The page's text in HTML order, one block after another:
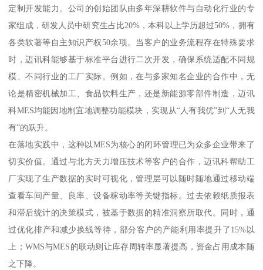
定制开发能力。公司的创始团队由多年深耕软件与自动化行业的专
家组成，研发人员中研究生占比20%，本科以上学历超过50%，拥有
各类软著等自主知识产权50余项。当客户的业务流程存在特殊要求
时，迈讯科能够基于标准平台进行二次开发，确保系统适配不同规
模、不同行业的工厂实际。例如，在与多家知名企业的合作中，无
论是精密机械加工、食品饮料生产，还是新能源零部件制造，迈讯
科MES均能因地制宜地调整功能模块，实现从“人有我优”到“人无我
有”的跃升。
在落地实践中，这种以MES为核心的闭环管理已为众多企业带来了
切实价值。通过与北方天力增压技术等客户的合作，迈讯科帮助工
厂实现了生产数据的实时可视化，管理层可以随时随地通过移动端
查看车间产量、良率、设备稼动率等关键指标。过去依赖纸质报表
和滞后统计的决策模式，被基于数据的精准洞察所取代。同时，通
过优化排产和减少换线等待，部分客户的产能利用率提升了15%以
上；WMS与MES的联动则让库存周转率显著提高，资金占用成本随
之下降。